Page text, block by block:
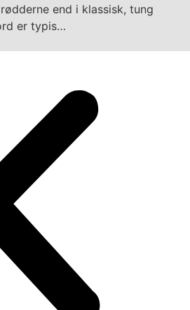
end i klassisk, tung
er typis…